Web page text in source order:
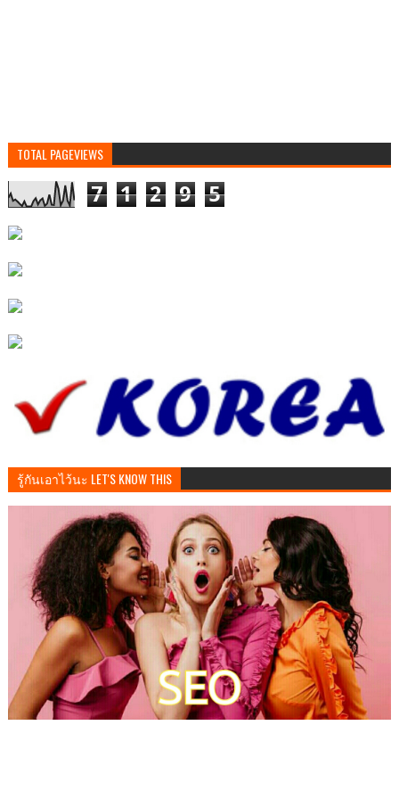
TOTAL PAGEVIEWS
7 1 2 9 5
รู้กันเอาไว้นะ LET'S KNOW THIS